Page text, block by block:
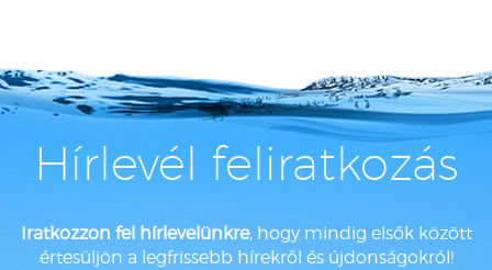
Hírlevél feliratkozás
Iratkozzon fel hírlevelünkre, hogy mindig elsők között
értesüljön a legfrissebb hírekről és újdonságokról!